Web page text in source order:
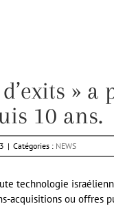
»
10 ans.
| Catégories : NEWS
technologie
acquisitions ou offres